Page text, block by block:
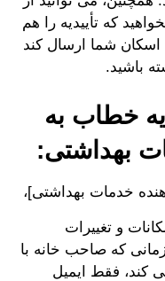
که تأییدیه را هم
اسکان شما ارسال کند
باشید.
خطاب به
بهداشتی:
خدمات بهداشتی]،
و تغییرات
که صاحب خانه با
کند، فقط ایمیل